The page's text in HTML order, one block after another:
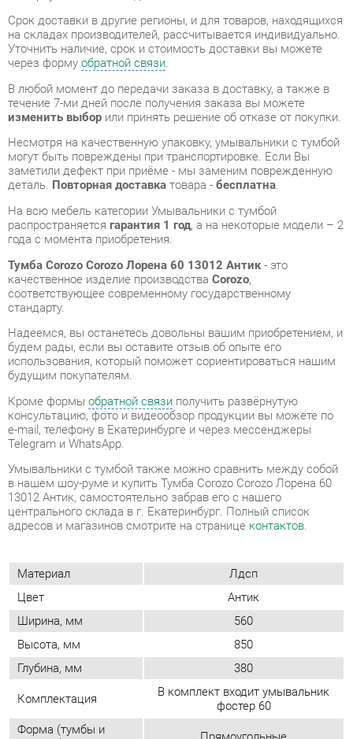
В любой момент до передачи заказа в доставку, а также в
течение 7-ми дней после получения заказа вы можете
изменить выборили принять решение об отказе от покупки.
Несмотря на качественную упаковку, умывальники с тумбой
заметили дефект при приёме - мы заменим поврежденную
деталь.Повторная доставкатовара -бесплатна.
распространяетсягарантия 1 год, а на некоторые модели – 2
года с момента приобретения.
Тумба Corozo Corozo Лорена 60 13012 Антик- это
соответствующее современному государственному
стандарту.
Надеемся, вы останетесь довольны вашим приобретением, и
будем рады, если вы оставите отзыв об опыте его
использования, который поможет сориентироваться нашим
будущим покупателям.
Кроме формы
консультацию, фото и видеообзор продукции вы можете по
e-mail, телефону в Екатеринбурге и через мессенджеры
Telegram и WhatsApp.
Умывальники с тумбой также можно сравнить между собой
в нашем шоу-руме и купить Тумба Corozo Corozo Лорена 60
13012 Антик, самостоятельно забрав его с нашего
центрального склада в г. Екатеринбург. Полный список
адресов и магазинов смотрите на страницеконтактов.
Материал
Лдсп
Цвет
Антик
Ширина, мм
560
Глубина, мм
380
Комплектация
В комплект входит умывальник
Форма (тумбы и
комоды)
Прямоугольные
Наличие колес Нет
С дверцами
комоды) Современный